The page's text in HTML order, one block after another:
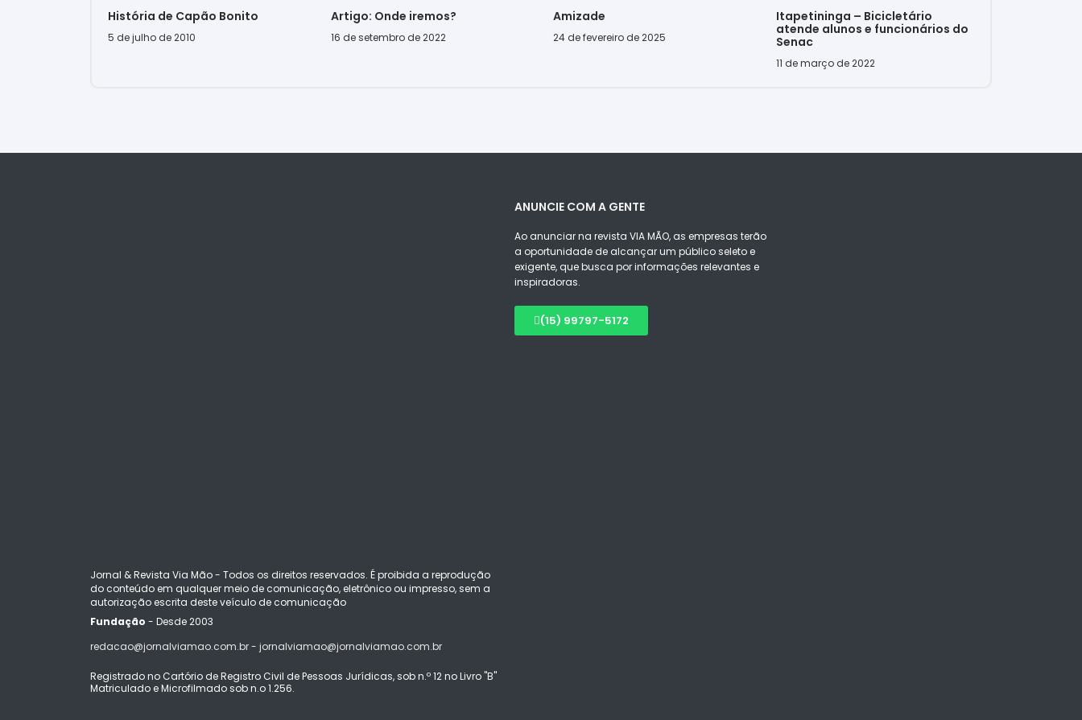
História de Capão Bonito
5 de julho de 2010
Artigo: Onde iremos?
16 de setembro de 2022
Amizade
24 de fevereiro de 2025
Itapetininga – Bicicletário
atende alunos e funcionários do
Senac
11 de março de 2022
Jornal & Revista Via Mão - Todos os direitos reservados. É proibida a reprodução
do conteúdo em qualquer meio de comunicação, eletrônico ou impresso, sem a
autorização escrita deste veículo de comunicação
Fundação - Desde 2003
redacao@jornalviamao.com.br - jornalviamao@jornalviamao.com.br
Registrado no Cartório de Registro Civil de Pessoas Jurídicas, sob n.º 12 no Livro "B"
Matriculado e Microfilmado sob n.o 1.256.
ANUNCIE COM A GENTE
Ao anunciar na revista VIA MÃO, as empresas terão
a oportunidade de alcançar um público seleto e
exigente, que busca por informações relevantes e
inspiradoras.
(15) 99797-5172